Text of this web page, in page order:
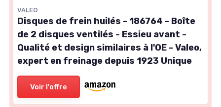
VALEO
Disques de frein huilés - 186764 - Boîte
de 2 disques ventilés - Essieu avant -
Qualité et design similaires à l'OE - Valeo,
expert en freinage depuis 1923 Unique
Voir l'offre